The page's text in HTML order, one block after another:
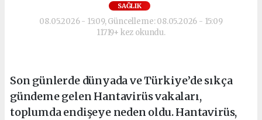
SAĞLIK
08.05.2026 - 15:09, Güncelleme: 08.05.2026 - 15:09
11719+ kez okundu.
Son günlerde dünyada ve Türkiye’de sıkça
gündeme gelen Hantavirüs vakaları,
toplumda endişeye neden oldu. Hantavirüs,